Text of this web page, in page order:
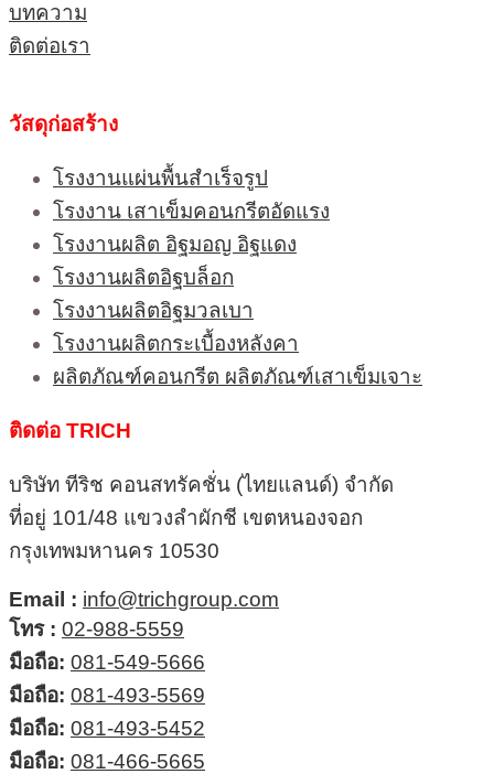
บทความ
ติดต่อเรา
วัสดุก่อสร้าง
โรงงานแผ่นพื้นสำเร็จรูป
โรงงาน เสาเข็มคอนกรีตอัดแรง
โรงงานผลิต อิฐมอญ อิฐแดง
โรงงานผลิตอิฐบล็อก
โรงงานผลิตอิฐมวลเบา
โรงงานผลิตกระเบื้องหลังคา
ผลิตภัณฑ์คอนกรีต ผลิตภัณฑ์เสาเข็มเจาะ
ติดต่อ TRICH
บริษัท ทีริช คอนสทรัคชั่น (ไทยแลนด์) จำกัด
ที่อยู่ 101/48 แขวงลำผักชี เขตหนองจอก
กรุงเทพมหานคร 10530
Email : info@trichgroup.com
โทร : 02-988-5559
มือถือ: 081-549-5666
มือถือ: 081-493-5569
มือถือ: 081-493-5452
มือถือ: 081-466-5665